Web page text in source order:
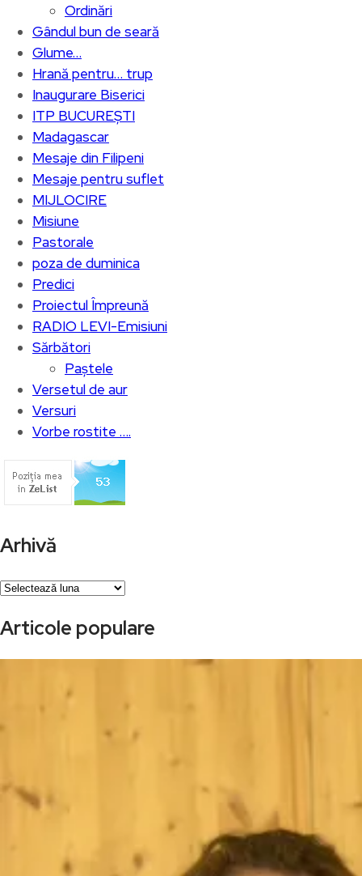
Ordinări
Gândul bun de seară
Glume…
Hrană pentru… trup
Inaugurare Biserici
ITP BUCUREȘTI
Madagascar
Mesaje din Filipeni
Mesaje pentru suflet
MIJLOCIRE
Misiune
Pastorale
poza de duminica
Predici
Proiectul Împreună
RADIO LEVI-Emisiuni
Sărbători
Paștele
Versetul de aur
Versuri
Vorbe rostite ….
Arhivă
Arhivă
Articole populare